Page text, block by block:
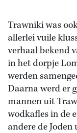
Trawniki was
allerlei vuile
verhaal bekend
in het dorpje
werden
Daarna werd er
mannen uit
wodkafles in de
andere de